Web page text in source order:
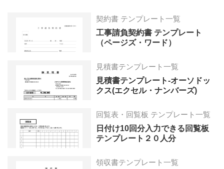
契約書 テンプレート一覧
工事請負契約書 テンプレート
（ページズ・ワード）
見積書テンプレート一覧
見積書テンプレート-オーソドッ
クス(エクセル・ナンバーズ)
回覧表・回覧板 テンプレート一覧
日付け10回分入力できる回覧板
テンプレート２０人分
領収書テンプレート一覧